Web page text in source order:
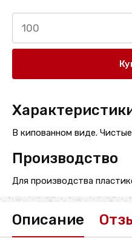
В кипованном виде.
Производство
Для производства
Описание